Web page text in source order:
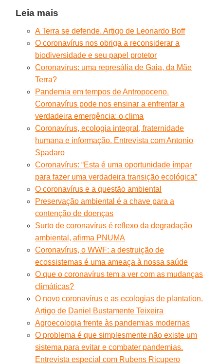
Leia mais
A Terra se defende. Artigo de Leonardo Boff
O coronavírus nos obriga a reconsiderar a
biodiversidade e seu papel protetor
Coronavírus: uma represália de Gaia, da Mãe
Terra?
Pandemia em tempos de Antropoceno.
Coronavírus pode nos ensinar a enfrentar a
verdadeira emergência: o clima
Coronavírus, ecologia integral, fraternidade
humana e informação. Entrevista com Antonio
Spadaro
Coronavírus: “Esta é uma oportunidade ímpar
para fazer uma verdadeira transição ecológica”
O coronavírus e a questão ambiental
Preservação ambiental é a chave para a
contenção de doenças
Surto de coronavírus é reflexo da degradação
ambiental, afirma PNUMA
Coronavírus, o WWF: a destruição de
ecossistemas é uma ameaça à nossa saúde
O que o coronavírus tem a ver com as mudanças
climáticas?
O novo coronavírus e as ecologias de plantation.
Artigo de Daniel Bustamente Teixeira
Agroecologia frente às pandemias modernas
O problema é que simplesmente não existe um
sistema para evitar e combater pandemias.
Entrevista especial com Rubens Ricupero